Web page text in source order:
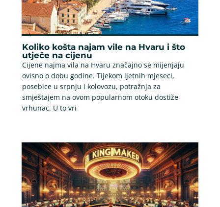
Koliko košta najam vile na Hvaru i što
utječe na cijenu
Cijene najma vila na Hvaru značajno se mijenjaju
ovisno o dobu godine. Tijekom ljetnih mjeseci,
posebice u srpnju i kolovozu, potražnja za
smještajem na ovom popularnom otoku dostiže
vrhunac. U to vri